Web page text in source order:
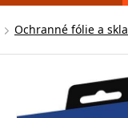
Ochranné fólie a skla